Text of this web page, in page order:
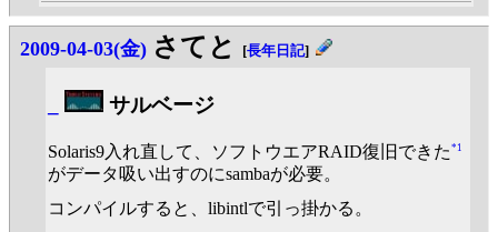
2009-04-03(金) さてと [長年日記]
サルベージ
Solaris9入れ直して、ソフトウエアRAID復旧できた *1
がデータ吸い出すのにsambaが必要。
コンパイルすると、libintlで引っ掛かる。